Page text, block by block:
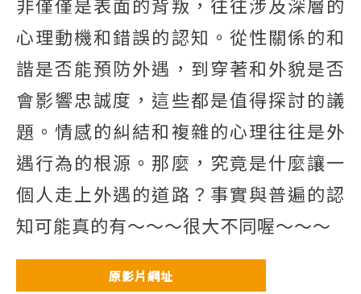
心理動機和錯誤的認知。從性關係的和
諧是否能預防外遇，到穿著和外貌是否
會影響忠誠度，這些都是值得探討的議
題。情感的糾結和複雜的心理往往是外
遇行為的根源。那麼，究竟是什麼讓一
個人走上外遇的道路？事實與普遍的認
知可能真的有～～～很大不同喔～～～
原影片網址